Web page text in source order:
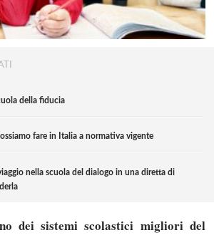
della fiducia
fare in Italia a normativa vigente
nella scuola del dialogo in una diretta di
dei sistemi scolastici migliori del